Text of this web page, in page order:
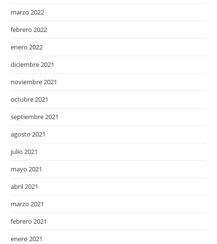
marzo 2022
febrero 2022
enero 2022
diciembre 2021
noviembre 2021
octubre 2021
septiembre 2021
agosto 2021
julio 2021
mayo 2021
abril 2021
marzo 2021
febrero 2021
enero 2021